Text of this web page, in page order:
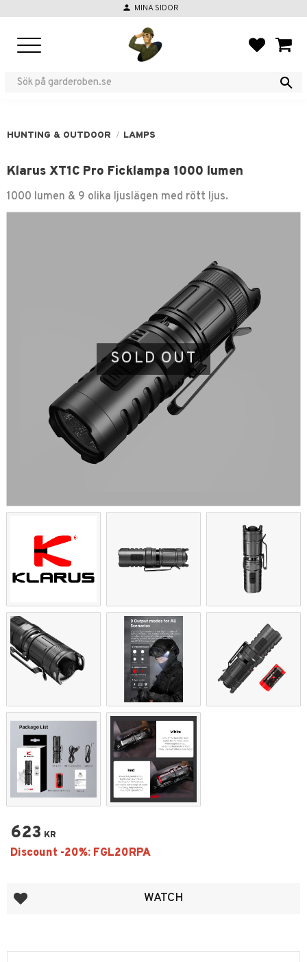
person MINA SIDOR
HUNTING & OUTDOOR LAMPS
Klarus XT1C Pro Ficklampa 1000 lumen
1000 lumen & 9 olika ljuslägen med rött ljus.
SOLD OUT
623 KR
Add to favorites WATCH